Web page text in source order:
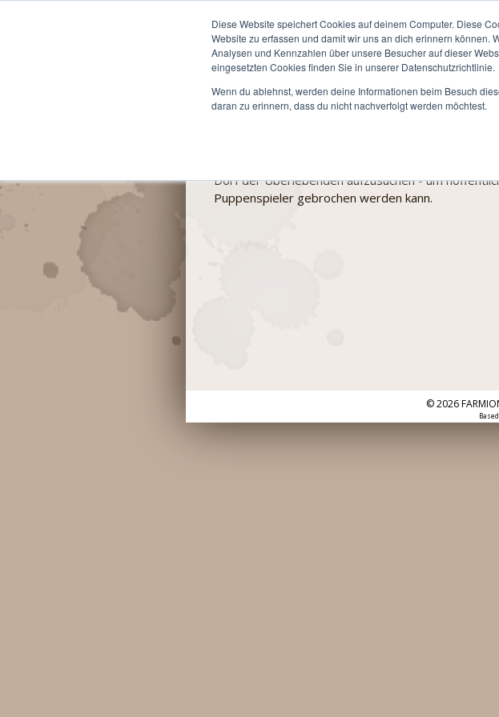
Diese Website speichert Cookies auf deinem Computer. Diese
Website zu erfassen und damit wir uns an dich erinnern können.
Analysen und Kennzahlen über unsere Besucher auf dieser
eingesetzten Cookies finden Sie in unserer Datenschutzrichtlinie.
Wenn du ablehnst, werden deine Informationen beim Besuch
daran zu erinnern, dass du nicht nachverfolgt werden möchtest.
Start Informationen Awarnor
Du bist hier:LARP »Termine / Anmeldung»
Mit einem Bündnis awarnorischer Helden ist
aus der Schöpfungszeit Ronramars auf das Volk
Dorf der Überlebenden aufzusuchen - um
Puppenspieler gebrochen werden kann.
©2026